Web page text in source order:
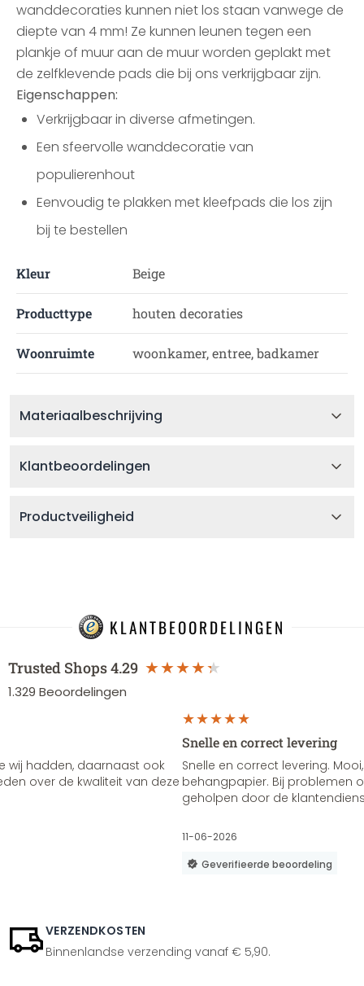
wanddecoraties kunnen niet los staan vanwege de
diepte van 4 mm! Ze kunnen leunen tegen een
plankje of muur aan de muur worden geplakt met
de zelfklevende pads die bij ons verkrijgbaar zijn.
Eigenschappen:
Verkrijgbaar in diverse afmetingen.
Een sfeervolle wanddecoratie van
populierenhout
Eenvoudig te plakken met kleefpads die los zijn
bij te bestellen
Kleur Beige
Producttype houten decoraties
Woonruimte woonkamer, entree, badkamer
Materiaalbeschrijving
Klantbeoordelingen
Productveiligheid
KLANTBEOORDELINGEN
Trusted Shops4.29
1.329 Beoordelingen
wij hadden, daarnaast ook
over de kwaliteit van deze
Snelle en correct levering
Snelle en correct levering.
behangpapier. Bij problemen
geholpen door de
11-06-2026
Geverifieerde beoordeling
VERZENDKOSTEN
Binnenlandse verzending vanaf € 5,90.